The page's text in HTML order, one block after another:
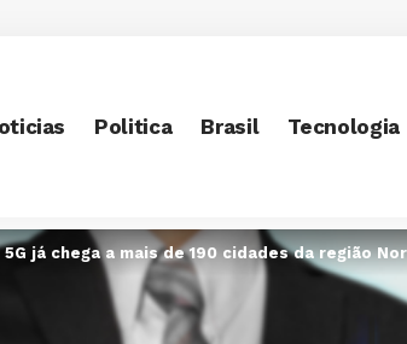
Politica Brasil Tecnologia
já chega a mais de 190 cidades da região